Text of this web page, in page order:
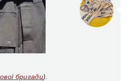
бригади).